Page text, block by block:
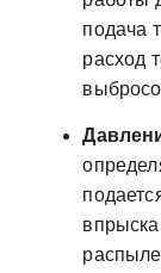
подача
расход